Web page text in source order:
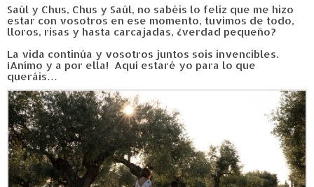
Saúl y Chus, Chus y Saúl, no sabéis lo feliz que me hizo
estar con vosotros en ese momento, tuvimos de todo,
lloros, risas y hasta carcajadas, ¿verdad pequeño?
La vida continúa y vosotros juntos sois invencibles.
¡Anímo y a por ella! Aquí estaré yo para lo que
queráis…